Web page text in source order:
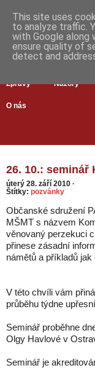
Zprávy Názory
O nás
26. 10.:
úterý 28. září 2010 ·
Štítky: pozvánky
Občanské sdružení
MŠMT s názvem
věnovaný perzekuci
přinese zásadní
námětů a příkladů
V této chvíli vám
průběhu týdne
Seminář proběhne
Olgy Havlové v
Seminář je
This site uses
to analyze traffic.
with Google along
ensure quality of
detect and